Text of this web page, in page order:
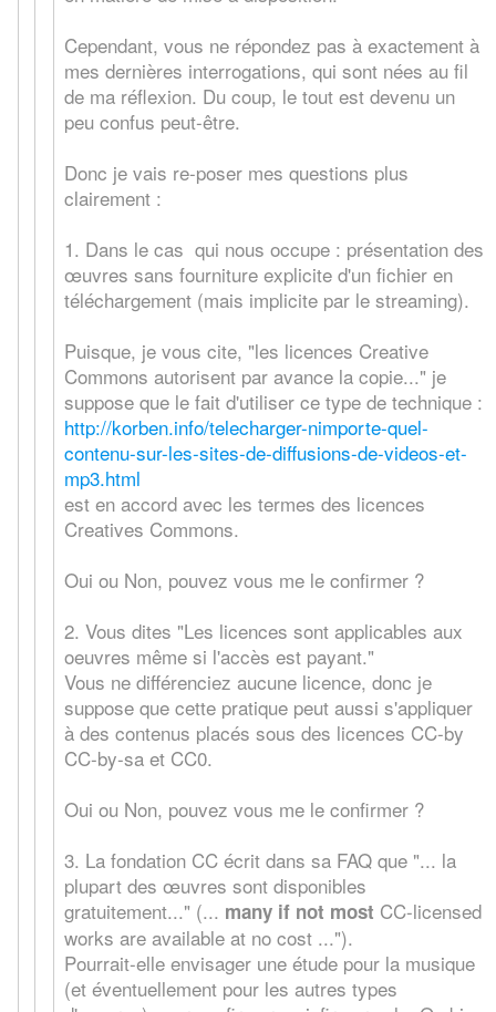
Cependant, vous ne répondez pas à exactement à
mes dernières interrogations, qui sont nées au fil
de ma réflexion. Du coup, le tout est devenu un
peu confus peut-être.
Donc je vais re-poser mes questions plus
clairement :
1. Dans le cas qui nous occupe : présentation des
œuvres sans fourniture explicite d'un fichier en
téléchargement (mais implicite par le streaming).
Puisque, je vous cite, "les licences Creative
Commons autorisent par avance la copie..." je
suppose que le fait d'utiliser ce type de technique :
http://korben.info/telecharger-nimporte-quel-
contenu-sur-les-sites-de-diffusions-de-videos-et-
mp3.html
est en accord avec les termes des licences
Creatives Commons.
Oui ou Non, pouvez vous me le confirmer ?
2. Vous dites "Les licences sont applicables aux
oeuvres même si l'accès est payant."
Vous ne différenciez aucune licence, donc je
suppose que cette pratique peut aussi s'appliquer
à des contenus placés sous des licences CC-by
CC-by-sa et CC0.
Oui ou Non, pouvez vous me le confirmer ?
3. La fondation CC écrit dans sa FAQ que "... la
plupart des œuvres sont disponibles
gratuitement..." (... many if not most CC-licensed
works are available at no cost ...").
Pourrait-elle envisager une étude pour la musique
(et éventuellement pour les autres types